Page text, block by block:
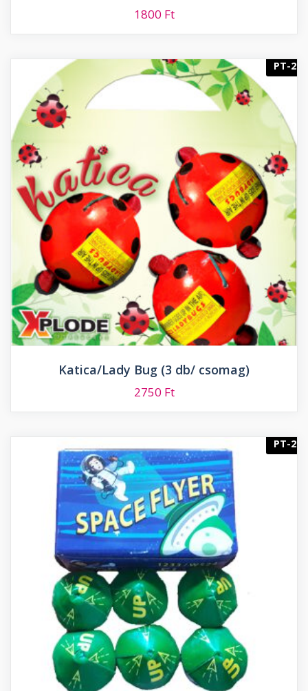
1800 Ft
PT-2
Katica/Lady Bug (3 db/ csomag)
2750 Ft
PT-2